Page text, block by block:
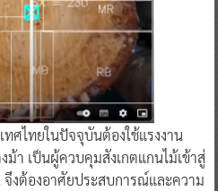
ทศไทยในปัจจุบันต้องใช้แรงงาน
า เป็นผู้ควบคุมสังเกตแกนไม้เข้าสู่
จึงต้องอาศัยประสบการณ์และความ